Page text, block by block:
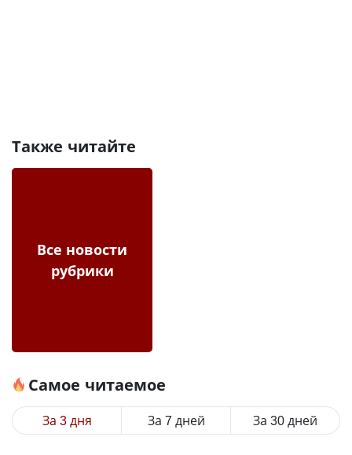
Также читайте
Все новости
рубрики
Самое читаемое
За 3 дня За 7 дней За 30 дней